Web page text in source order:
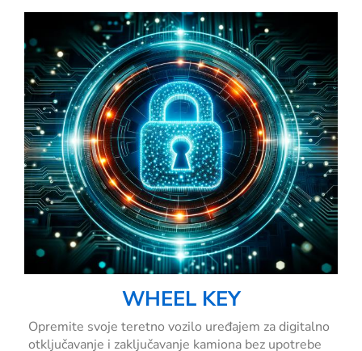
WHEEL KEY
Opremite svoje teretno vozilo uređajem za digitalno
otključavanje i zaključavanje kamiona bez upotrebe